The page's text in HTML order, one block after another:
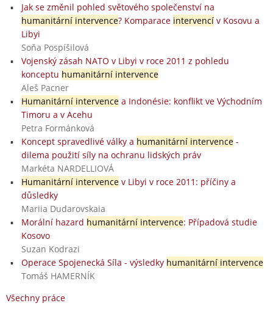
Jak se změnil pohled světového společenství na
humanitární intervence? Komparace intervencív Kosovu a
Libyi
Soňa Pospíšilová
Vojenský zásah NATO v Libyi v roce 2011 z pohledu
konceptu humanitární intervence
Aleš Pacner
Humanitární intervencea Indonésie: konflikt ve Východním
Timoru a v Acehu
Petra Formánková
Koncept spravedlivé války a humanitární intervence-
dilema použití síly na ochranu lidských práv
Markéta NARDELLIOVÁ
Humanitární intervencev Libyi v roce 2011: příčiny a
důsledky
Mariia Dudarovskaia
Morální hazard humanitární intervence: Případová studie
Kosovo
Suzan Kodrazi
Operace Spojenecká Síla - výsledky humanitární intervence
Tomáš HAMERNÍK
Všechny práce